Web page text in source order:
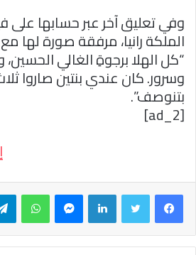
وفي تعليق آخر عبر حسابها على
الملكة رانيا، مرفقة صورة لها
“كل الهلا برجوةِ الغالي
وسرور. كان عندي بنتين صاروا
بتنوصف”.
[ad_2]
فيسبوك لينكدإن واتساب